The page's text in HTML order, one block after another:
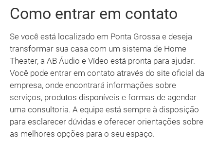
Como entrar em contato
Se você está localizado em Ponta Grossa e deseja
transformar sua casa com um sistema de Home
Theater, a AB Áudio e Vídeo está pronta para ajudar.
Você pode entrar em contato através do site oficial da
empresa, onde encontrará informações sobre
serviços, produtos disponíveis e formas de agendar
uma consultoria. A equipe está sempre à disposição
para esclarecer dúvidas e oferecer orientações sobre
as melhores opções para o seu espaço.